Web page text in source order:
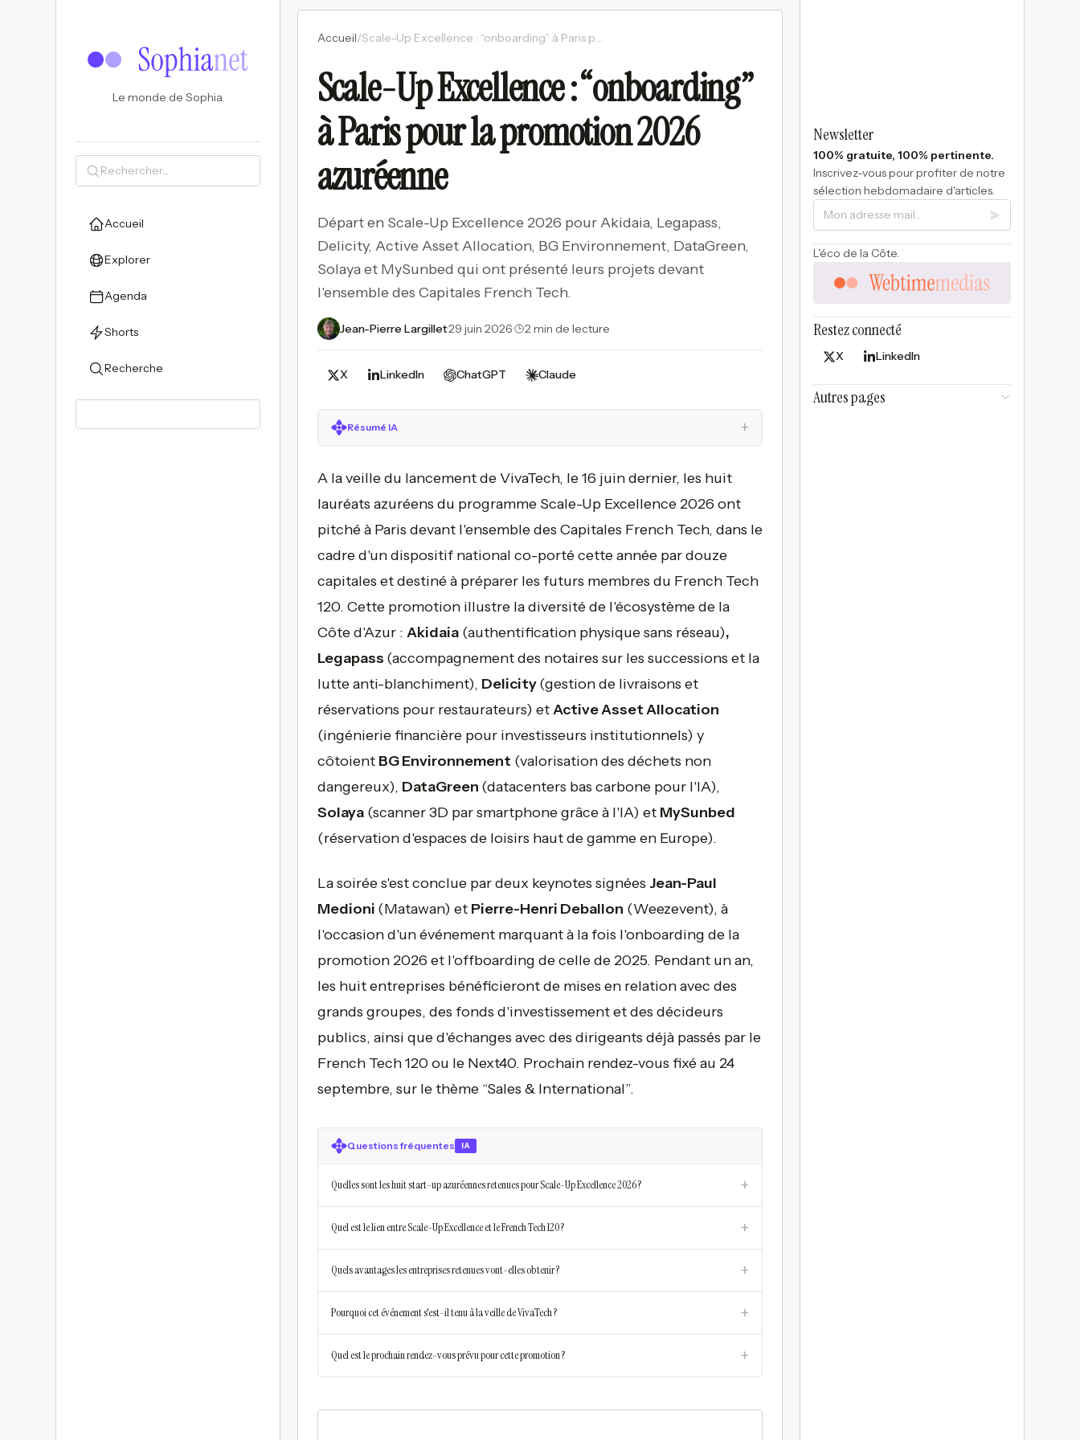
Le monde de Sophia.
Accueil
Explorer
Agenda
Shorts
Recherche
Accueil/ Scale-Up Excellence : “onboarding” à Paris pour la promotion 2026 azuréenne
Scale-Up Excellence : “onboarding”
à Paris pour la promotion 2026
azuréenne
Départ en Scale-Up Excellence 2026 pour Akidaia, Legapass,
Delicity, Active Asset Allocation, BG Environnement, DataGreen,
Solaya et MySunbed qui ont présenté leurs projets devant
l'ensemble des Capitales French Tech.
Jean-Pierre Largillet·29 juin 2026· 2 min de lecture
X LinkedIn ChatGPT Claude
Résumé IA +
A la veille du lancement de VivaTech, le 16 juin dernier, les huit
lauréats azuréens du programme Scale-Up Excellence 2026 ont
pitché à Paris devant l'ensemble des Capitales French Tech, dans le
cadre d'un dispositif national co-porté cette année par douze
capitales et destiné à préparer les futurs membres du French Tech
120. Cette promotion illustre la diversité de l'écosystème de la
Côte d'Azur : Akidaia(authentification physique sans réseau),
Legapass (accompagnement des notaires sur les successions et la
lutte anti-blanchiment), Delicity(gestion de livraisons et
réservations pour restaurateurs) etActive Asset Allocation
(ingénierie financière pour investisseurs institutionnels) y
côtoient BG Environnement (valorisation des déchets non
dangereux), DataGreen (datacenters bas carbone pour l'IA),
Solaya(scanner 3D par smartphone grâce à l'IA) et MySunbed
(réservation d'espaces de loisirs haut de gamme en Europe).
La soirée s'est conclue par deux keynotes signées Jean-Paul
Medioni (Matawan) et Pierre-Henri Deballon (Weezevent), à
l'occasion d'un événement marquant à la fois l'onboarding de la
promotion 2026 et l'offboarding de celle de 2025. Pendant un an,
les huit entreprises bénéficieront de mises en relation avec des
grands groupes, des fonds d'investissement et des décideurs
publics, ainsi que d'échanges avec des dirigeants déjà passés par le
French Tech 120 ou le Next40. Prochain rendez-vous fixé au 24
septembre, sur le thème “Sales & International”.
Questions fréquentes IA
Quelles sont les huit start-up azuréennes retenues pour Scale-Up Excellence 2026 ? +
Quel est le lien entre Scale-Up Excellence et le French Tech 120 ? +
Quels avantages les entreprises retenues vont-elles obtenir ? +
Pourquoi cet événement s'est-il tenu à la veille de VivaTech ? +
Quel est le prochain rendez-vous prévu pour cette promotion ? +
Newsletter
100% gratuite, 100% pertinente.
Inscrivez-vous pour profiter de notre
sélection hebdomadaire d'articles.
L'éco de la Côte.
Restez connecté
X LinkedIn
Autres pages